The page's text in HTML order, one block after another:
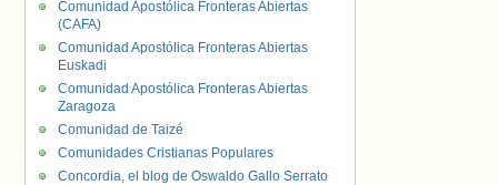
Comunidad Apostólica Fronteras Abiertas
(CAFA)
Comunidad Apostólica Fronteras Abiertas
Euskadi
Comunidad Apostólica Fronteras Abiertas
Zaragoza
Comunidad de Taizé
Comunidades Cristianas Populares
Concordia, el blog de Oswaldo Gallo Serrato